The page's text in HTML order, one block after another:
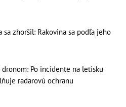
sa zhoršil: Rakovina sa podľa jeho
Po incidente na letisku
radarovú ochranu